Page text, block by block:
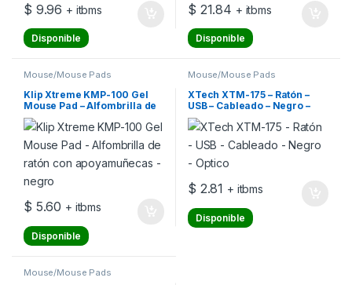
$ 9.96 + itbms
Disponible
$ 21.84 + itbms
Disponible
Mouse/Mouse Pads
Klip Xtreme KMP-100 Gel
Mouse Pad – Alfombrilla de
ratón con apoyamuñecas –
negro
$ 5.60 + itbms
Disponible
Mouse/Mouse Pads
XTech XTM-175 – Ratón –
USB – Cableado – Negro –
Optico
$ 2.81 + itbms
Disponible
Mouse/Mouse Pads